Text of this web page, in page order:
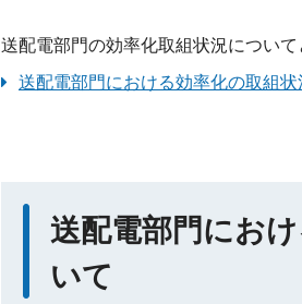
送配電部門の効率化取組状況につい
送配電部門における効率化の取組
送配電部門にお
いて